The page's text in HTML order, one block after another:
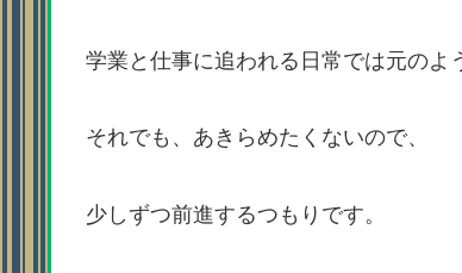
学業と仕事に追われる日常では元のよ
それでも、あきらめたくないので、
少しずつ前進するつもりです。